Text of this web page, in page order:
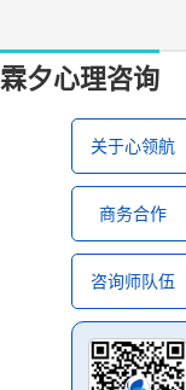
霖夕心理咨询
关于心领航
商务合作
咨询师队伍